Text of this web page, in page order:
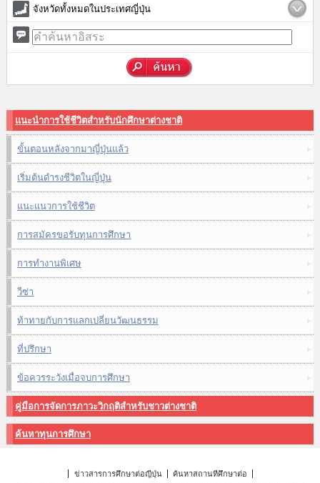
จังหวัดทั้งหมดในประเทศญี่ปุ่น
แนะนำการใช้ชีวิตสำหรับนักศึกษาต่างชาติ
ขั้นตอนหลังจากมาญี่ปุ่นแล้ว
เริ่มต้นดำรงชีวิตในญี่ปุ่น
แนะแนวการใช้ชีวิต
การสมัครขอรับทุนการศึกษา
การทำงานพิเศษ
วีซ่า
ท้าทายกับการแลกเปลี่ยนวัฒนธรรม
ที่ปรึกษา
ข้อควรระวังเมื่อจบการศึกษา
คู่มือการจัดการภาวะวิกฤติสำหรับชาวต่างชาติ
ค้นหาทุนการศึกษา
ข่าวสารการศึกษาต่อญี่ปุ่น
ค้นหาสถานที่ศึกษาต่อ